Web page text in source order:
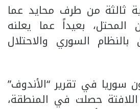
ثالثة من طرف محايد عما
بعيداً عما يعلنه
بالنظام السوري والاحتلال
سوريا في تقرير “الأندوف”
حصلت في المنطقة،